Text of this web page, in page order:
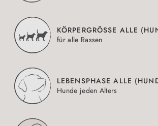
KÖRPERGRÖSSE ALLE
für alle Rassen
LEBENSPHASE ALLE
Hunde jeden Alters